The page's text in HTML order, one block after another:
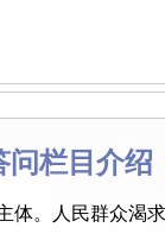
问栏目介绍
体。人民群众渴